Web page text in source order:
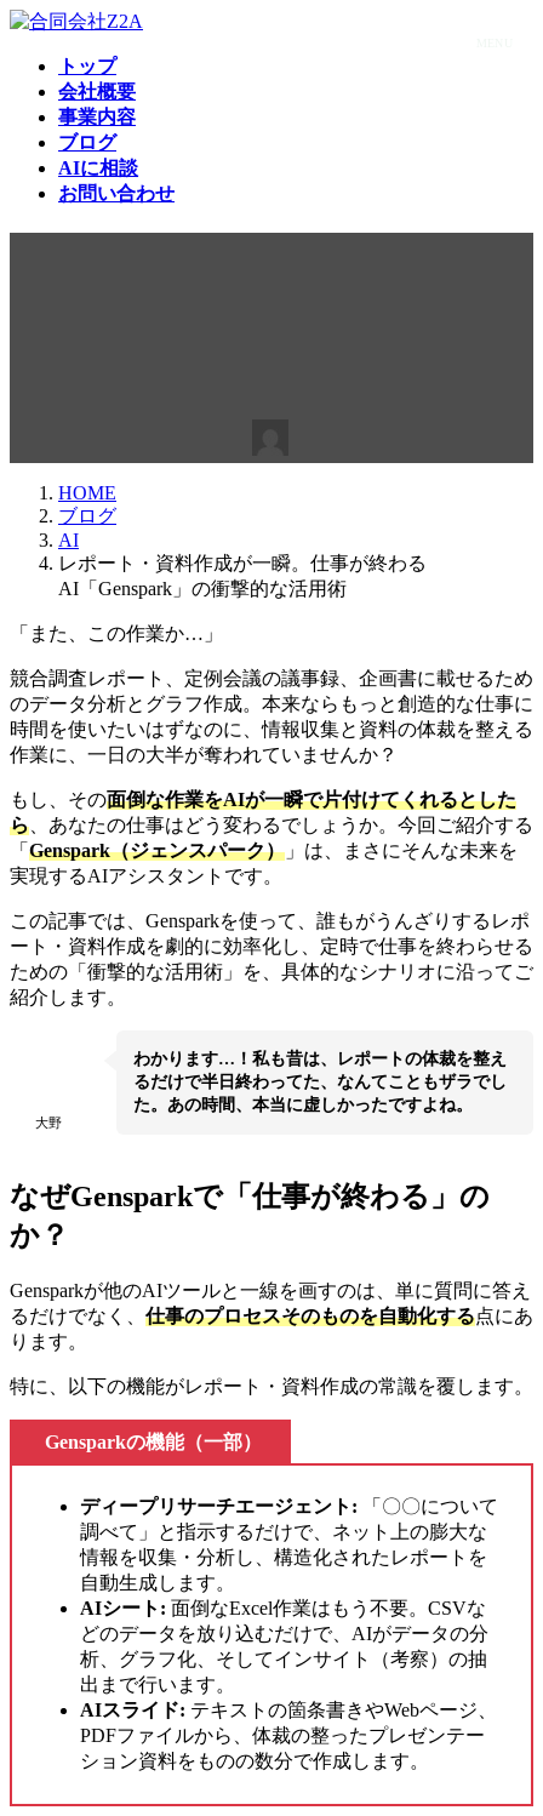
コ
ナ
トップ
会社概要
事業内容
ブログ
AIに相談
お問い合わせ
時
:
HOME
ブログ
AI
レポート・資料作成が一瞬。仕事が終わる
AI「Genspark」の衝撃的な活用術
「また、この作業か…」
競合調査レポート、定例会議の議事録、企画書に載せるため
のデータ分析とグラフ作成。本来ならもっと創造的な仕事に
時間を使いたいはずなのに、情報収集と資料の体裁を整える
作業に、一日の大半が奪われていませんか？
もし、その面倒な作業をAIが一瞬で片付けてくれるとした
ら 、あなたの仕事はどう変わるでしょうか。今回ご紹介する
「 Genspark（ジェンスパーク） 」は、まさにそんな未来を
実現するAIアシスタントです。
この記事では、Gensparkを使って、誰もがうんざりするレポ
ート・資料作成を劇的に効率化し、定時で仕事を終わらせる
ための「衝撃的な活用術」を、具体的なシナリオに沿ってご
紹介します。
大野
わかります…！私も昔は、レポートの体裁を整え
るだけで半日終わってた、なんてこともザラでし
た。あの時間、本当に虚しかったですよね。
なぜGensparkで「仕事が終わる」の
か？
Gensparkが他のAIツールと一線を画すのは、単に質問に答え
るだけでなく、 仕事のプロセスそのものを自動化する点にあ
ります。
特に、以下の機能がレポート・資料作成の常識を覆します。
Gensparkの機能（一部）
ディープリサーチエージェント: 「〇〇について
調べて」と指示するだけで、ネット上の膨大な
情報を収集・分析し、構造化されたレポートを
自動生成します。
AIシート: 面倒なExcel作業はもう不要。CSVな
どのデータを放り込むだけで、AIがデータの分
析、グラフ化、そしてインサイト（考察）の抽
出まで行います。
AIスライド: テキストの箇条書きやWebページ、
PDFファイルから、体裁の整ったプレゼンテー
ション資料をものの数分で作成します。